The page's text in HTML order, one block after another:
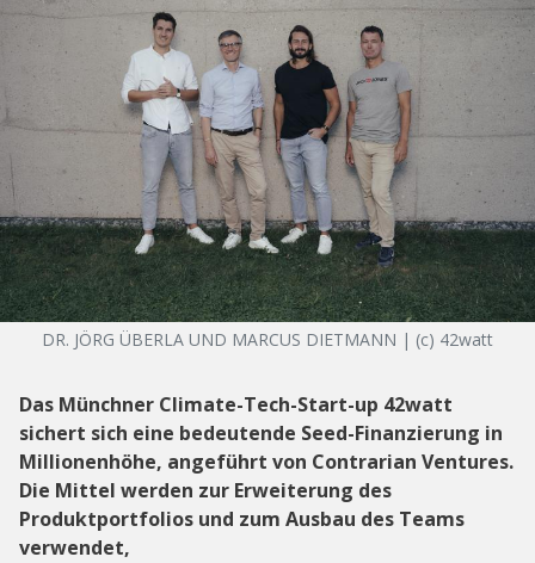
DR. JÖRG ÜBERLA UND MARCUS DIETMANN | (c) 42watt
Das Münchner Climate-Tech-Start-up 42watt
sichert sich eine bedeutende Seed-Finanzierung in
Millionenhöhe, angeführt von Contrarian Ventures.
Die Mittel werden zur Erweiterung des
Produktportfolios und zum Ausbau des Teams
verwendet,